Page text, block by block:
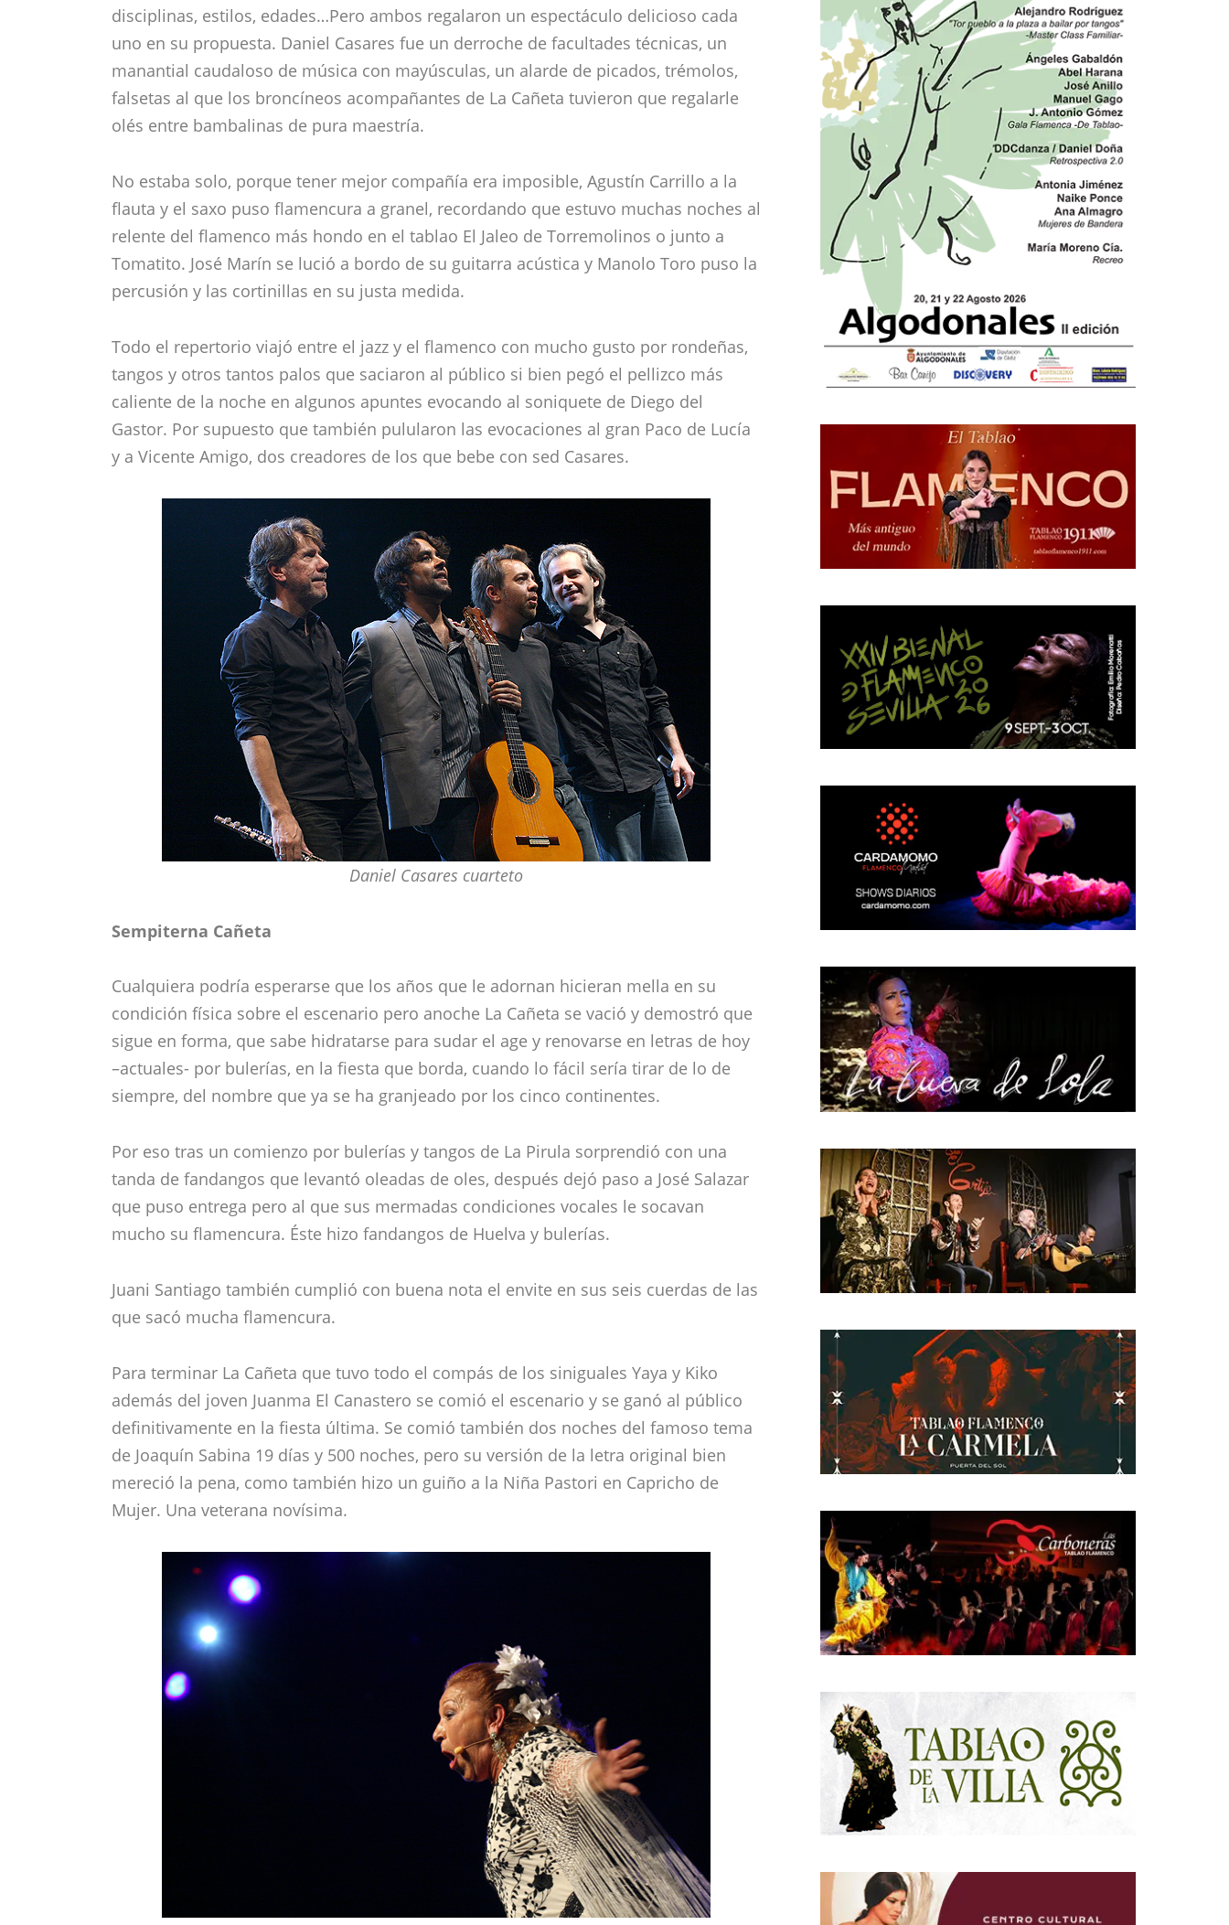
disciplinas, estilos, edades…Pero ambos regalaron un espectáculo delicioso cada
uno en su propuesta. Daniel Casares fue un derroche de facultades técnicas, un
manantial caudaloso de música con mayúsculas, un alarde de picados, trémolos,
falsetas al que los broncíneos acompañantes de La Cañeta tuvieron que regalarle
olés entre bambalinas de pura maestría.
No estaba solo, porque tener mejor compañía era imposible, Agustín Carrillo a la
flauta y el saxo puso flamencura a granel, recordando que estuvo muchas noches al
relente del flamenco más hondo en el tablao El Jaleo de Torremolinos o junto a
Tomatito. José Marín se lució a bordo de su guitarra acústica y Manolo Toro puso la
percusión y las cortinillas en su justa medida.
Todo el repertorio viajó entre el jazz y el flamenco con mucho gusto por rondeñas,
tangos y otros tantos palos que saciaron al público si bien pegó el pellizco más
caliente de la noche en algunos apuntes evocando al soniquete de Diego del
Gastor. Por supuesto que también pulularon las evocaciones al gran Paco de Lucía
y a Vicente Amigo, dos creadores de los que bebe con sed Casares.
Daniel Casares cuarteto
Sempiterna Cañeta
Cualquiera podría esperarse que los años que le adornan hicieran mella en su
condición física sobre el escenario pero anoche La Cañeta se vació y demostró que
sigue en forma, que sabe hidratarse para sudar el age y renovarse en letras de hoy
–actuales- por bulerías, en la fiesta que borda, cuando lo fácil sería tirar de lo de
siempre, del nombre que ya se ha granjeado por los cinco continentes.
Por eso tras un comienzo por bulerías y tangos de La Pirula sorprendió con una
tanda de fandangos que levantó oleadas de oles, después dejó paso a José Salazar
que puso entrega pero al que sus mermadas condiciones vocales le socavan
mucho su flamencura. Éste hizo fandangos de Huelva y bulerías.
Juani Santiago también cumplió con buena nota el envite en sus seis cuerdas de las
que sacó mucha flamencura.
Para terminar La Cañeta que tuvo todo el compás de los siniguales Yaya y Kiko
además del joven Juanma El Canastero se comió el escenario y se ganó al público
definitivamente en la fiesta última. Se comió también dos noches del famoso tema
de Joaquín Sabina 19 días y 500 noches, pero su versión de la letra original bien
mereció la pena, como también hizo un guiño a la Niña Pastori en Capricho de
Mujer. Una veterana novísima.